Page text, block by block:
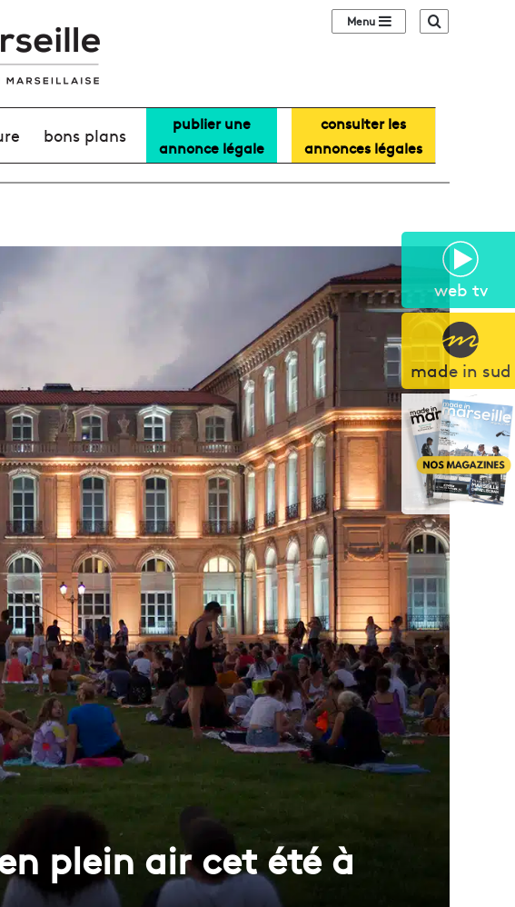
web tv
made in sud
Sidebar (barre
bons plans
publier une
annonce légale
consulter les
annonces légales
plein air cet été à